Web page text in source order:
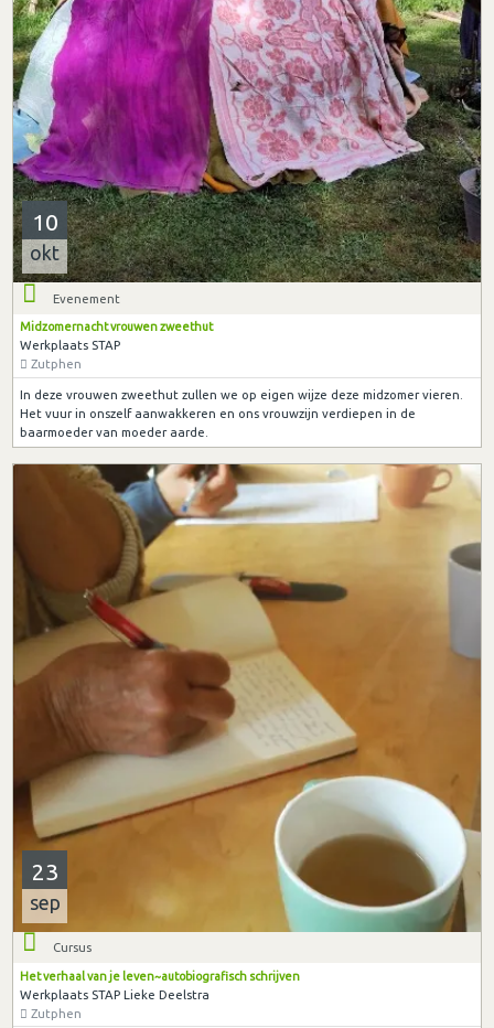
10
okt
Evenement
Midzomernacht vrouwen zweethut
Werkplaats STAP
Zutphen
In deze vrouwen zweethut zullen we op eigen wijze deze midzomer vieren.
Het vuur in onszelf aanwakkeren en ons vrouwzijn verdiepen in de
baarmoeder van moeder aarde.
23
sep
Cursus
Het verhaal van je leven~autobiografisch schrijven
Werkplaats STAP Lieke Deelstra
Zutphen